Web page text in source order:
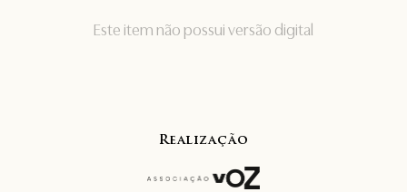
Este item não possui versão digital
Realização